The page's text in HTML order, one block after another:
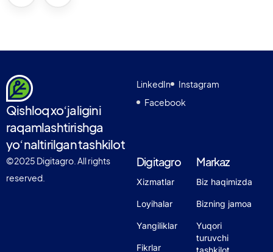
Qishloq xoʻjaligini
raqamlashtirishga
yoʻnaltirilgan tashkilot
LinkedIn
Instagram
Facebook
©2025 Digitagro. All rights
reserved.
Digitagro
Xizmatlar
Loyihalar
Yangiliklar
Fikrlar
Markaz
Biz haqimizda
Bizning jamoa
Yuqori
turuvchi
tashkilot